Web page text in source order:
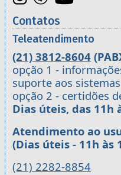
Contatos
Teleatendimento
(21) 3812-8604
opção 1 -
suporte aos
opção 2 - certidões
Dias úteis, das 11h
Atendimento ao
(Dias úteis - 11h às
(21) 2282-8854